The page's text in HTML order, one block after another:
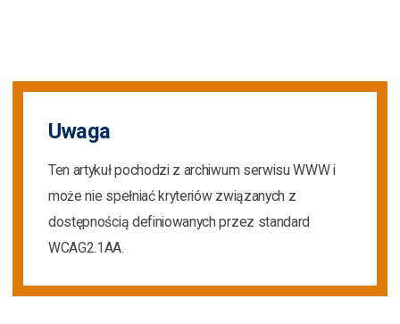
Uwaga
Ten artykuł pochodzi z archiwum serwisu WWW i
może nie spełniać kryteriów związanych z
dostępnością definiowanych przez standard
WCAG2.1AA.